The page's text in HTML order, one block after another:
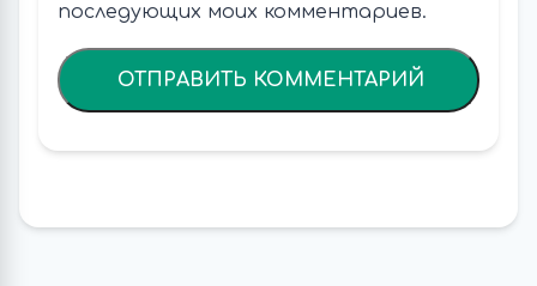
последующих моих комментариев.